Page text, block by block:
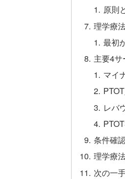
原則
理学療
最初
主要4
マイ
レバ
条件確
理学療
次の一